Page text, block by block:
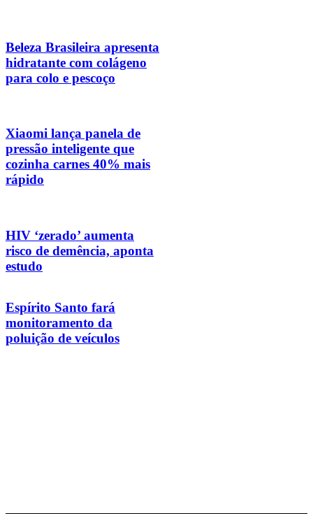
Beleza Brasileira apresenta
hidratante com colágeno
para colo e pescoço
Xiaomi lança panela de
pressão inteligente que
cozinha carnes 40% mais
rápido
HIV ‘zerado’ aumenta
risco de demência, aponta
estudo
Espírito Santo fará
monitoramento da
poluição de veículos